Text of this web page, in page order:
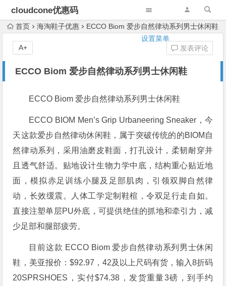
cloudcone优惠码
设置菜单
首页 海淘鞋子优惠 ECCO Biom 爱步自然律动系列男士休闲鞋
ECCO Biom 爱步自然律动系列男士休闲鞋
发表评论
A+
ECCO Biom 爱步自然律动系列男士休闲鞋
ECCO BIOM Men’s Grip Urbaneering Sneaker，今
天这款爱步自然律动休闲鞋，属于突破传统的的BIOM自
然律动系列，采用油磨皮鞋面，打孔设计，柔韧耐穿并
且透气舒适。贴地设计生物力学中底，结构重心贴近地
面，模拟赤足训练小腿及足部肌肉，引领双脚自然律
动，长效缓震。人体工学定制鞋楦，令双足行走自如。
直接注塑单层PU外底，可提供绝佳的抓地和牵引力，减
少足部和腿部疲劳。
目前这款 ECCO Biom 爱步自然律动系列男士休闲
鞋，美亚报价：$92.97，42及以上尺码有货，输入8折码
20SPRSHOES，实付$74.38，发货重量3磅，到手约